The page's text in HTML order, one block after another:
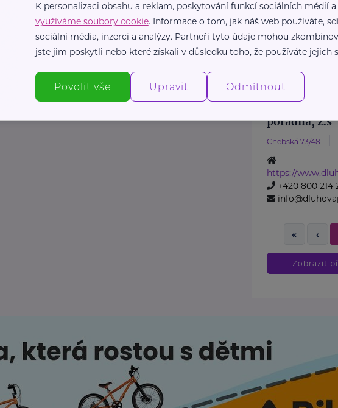
Poradna
poradenství,
http://
poradna@d-
poradna, z.s
Chebská 73/48
https://
+420 800 214
« ‹
Zobrazit
K personalizaci obsahu a reklam, poskytování funkcí sociálních médií
využíváme soubory cookie. Informace o tom, jak náš web používáte,
sociální média, inzerci a analýzy. Partneři tyto údaje mohou
jste jim poskytli nebo které získali v důsledku toho, že používáte jejich
Povolit vše Upravit Odmítnout